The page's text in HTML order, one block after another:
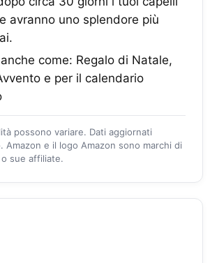
avranno uno splendore più
come: Regalo di Natale,
e per il calendario
possono variare. Dati aggiornati
Amazon e il logo Amazon sono marchi di
sue affiliate.